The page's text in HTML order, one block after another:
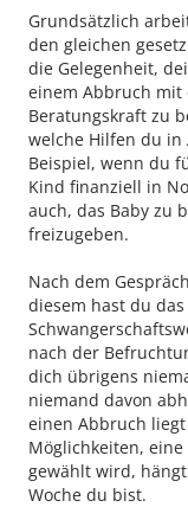
Grundsätzlich
den gleichen
die Gelegenheit,
einem Abbruch
Beratungskraft zu
welche Hilfen du in
Beispiel, wenn du
Kind finanziell in
auch, das Baby zu
freizugeben.
Nach dem
diesem hast du
nach der
dich übrigens
niemand davon
einen Abbruch
Möglichkeiten,
gewählt wird,
Woche du bist.